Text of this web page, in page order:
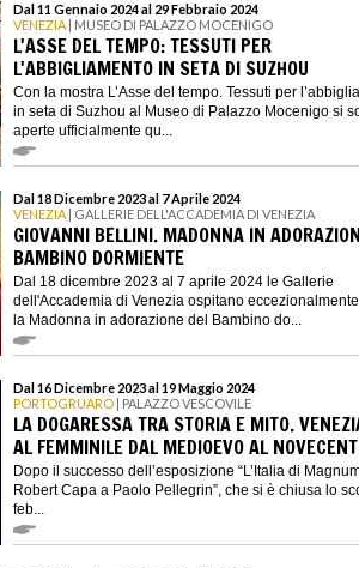
Dal 11 Gennaio 2024 al 29 Febbraio 2024
VENEZIA | MUSEO DI PALAZZO MOCENIGO
L'ASSE DEL TEMPO: TESSUTI PER
L'ABBIGLIAMENTO IN SETA DI SUZHOU
Con la mostra L’Asse del tempo. Tessuti per
in seta di Suzhou al Museo di Palazzo Mocenigo si
aperte ufficialmente qu...
Dal 18 Dicembre 2023 al 7 Aprile 2024
VENEZIA | GALLERIE DELL'ACCADEMIA DI VENEZIA
GIOVANNI BELLINI. MADONNA IN
BAMBINO DORMIENTE
Dal 18 dicembre 2023 al 7 aprile 2024 le Gallerie
dell'Accademia di Venezia ospitano eccezionalmente
la Madonna in adorazione del Bambino do...
Dal 16 Dicembre 2023 al 19 Maggio 2024
PORTOGRUARO | PALAZZO VESCOVILE
LA DOGARESSA TRA STORIA E MITO.
AL FEMMINILE DAL MEDIOEVO AL
Dopo il successo dell’esposizione “L’Italia di
Robert Capa a Paolo Pellegrin”, che si è chiusa lo
feb...